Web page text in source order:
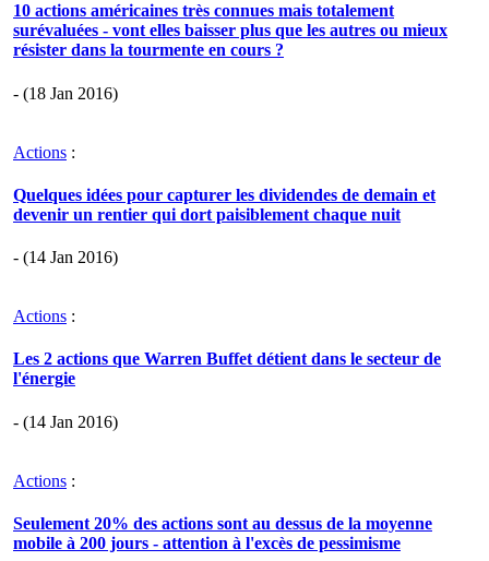
10 actions américaines très connues mais totalement
surévaluées - vont elles baisser plus que les autres ou mieux
résister dans la tourmente en cours ?
- (18 Jan 2016)
Actions :
Quelques idées pour capturer les dividendes de demain et
devenir un rentier qui dort paisiblement chaque nuit
- (14 Jan 2016)
Actions :
Les 2 actions que Warren Buffet détient dans le secteur de
l'énergie
- (14 Jan 2016)
Actions :
Seulement 20% des actions sont au dessus de la moyenne
mobile à 200 jours - attention à l'excès de pessimisme